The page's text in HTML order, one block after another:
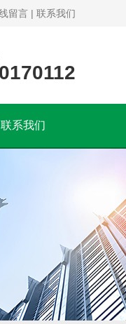
留言 | 联系我们
联系我们